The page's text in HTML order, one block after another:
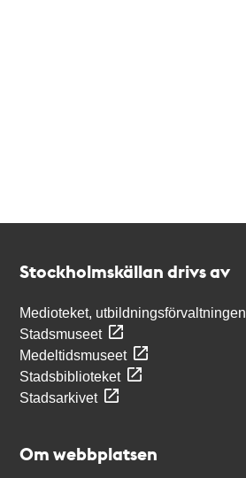
Stockholmskällan drivs av
Medioteket, utbildningsförvaltningen
Stadsmuseet
Medeltidsmuseet
Stadsbiblioteket
Stadsarkivet
Om webbplatsen